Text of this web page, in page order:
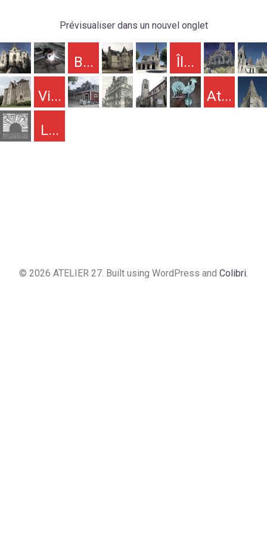
au
Prévisualiser dans un nouvel onglet
B... Îl...
Vi... At...
L...
© 2026 ATELIER 27. Built using WordPress and Colibri.